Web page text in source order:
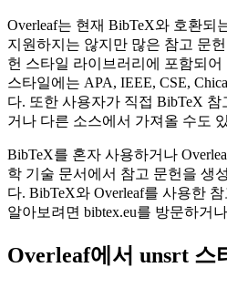
Overleaf는 현재 BibTeX와 호환되
지원하지는 않지만 많은 참고 문
헌 스타일 라이브러리에 포함되
스타일에는 APA, IEEE, CSE,
다. 또한 사용자가 직접 BibTeX
거나 다른 소스에서 가져올 수도
BibTeX를 혼자 사용하거나
학 기술 문서에서 참고 문헌을 생
다. BibTeX와 Overleaf를 사용한
알아보려면 bibtex.eu를 방문하거
Overleaf에서 unsrt 스